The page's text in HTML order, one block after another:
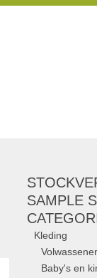
Martina, Alpha
SAMPLE
Kleding
Baby's en